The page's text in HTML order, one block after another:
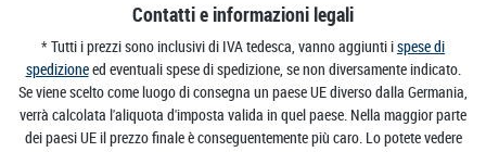
Contatti e informazioni legali
* Tutti i prezzi sono inclusivi di IVA tedesca, vanno aggiunti ispese di
spedizioneed eventuali spese di spedizione, se non diversamente indicato.
Se viene scelto come luogo di consegna un paese UE diverso dalla Germania,
verrà calcolata l'aliquota d'imposta valida in quel paese. Nella maggior parte
dei paesi UE il prezzo finale è conseguentemente più caro. Lo potete vedere